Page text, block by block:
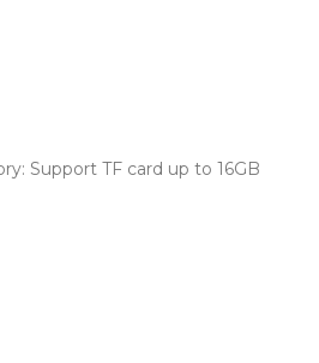
Support TF card up to 16GB